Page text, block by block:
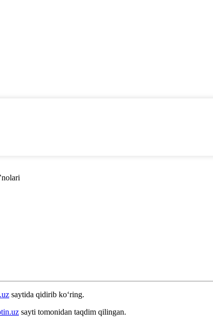
saytida qidirib ko‘ring.
sayti tomonidan taqdim qilingan.